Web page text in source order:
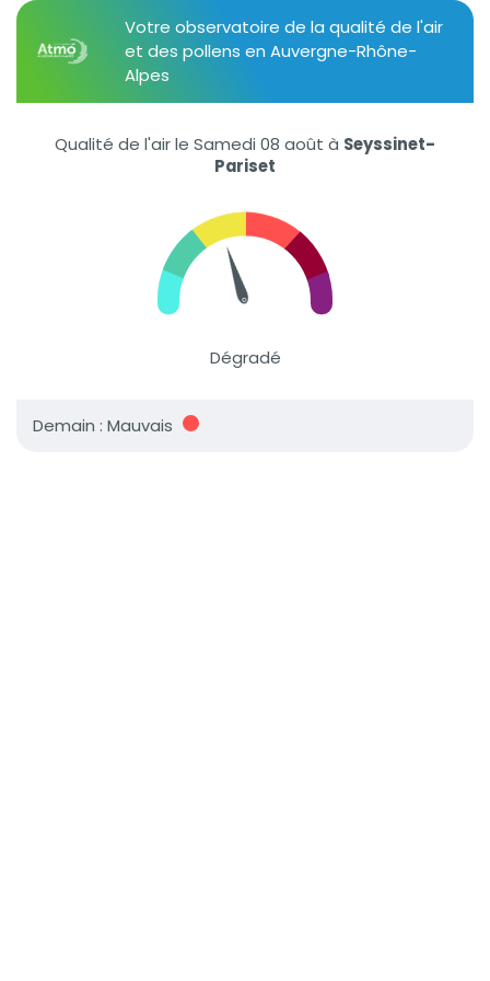
Votre observatoire de la qualité de l'air
et des pollens en Auvergne-Rhône-
Alpes
Qualité de l'air le Samedi 08 août à Seyssinet-
Pariset
Dégradé
Demain : Mauvais